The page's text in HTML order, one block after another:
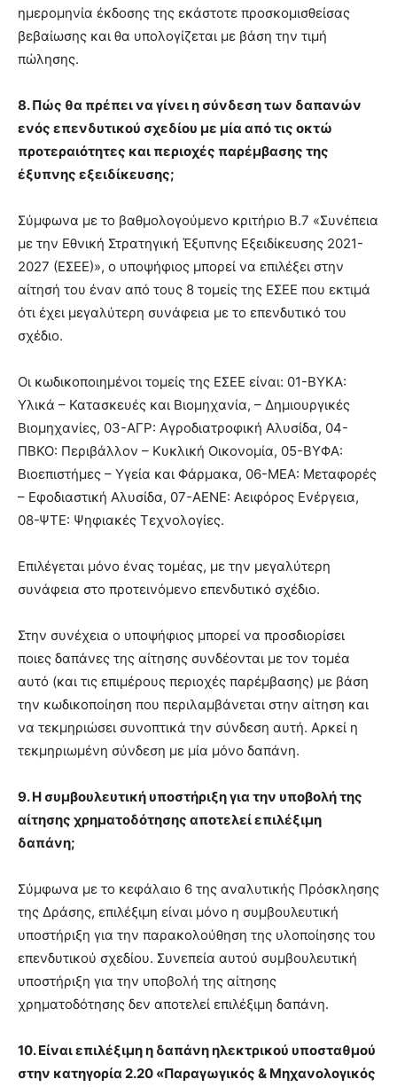
ημερομηνία έκδοσης της εκάστοτε προσκομισθείσας
βεβαίωσης και θα υπολογίζεται με βάση την τιμή
πώλησης.
8. Πώς θα πρέπει να γίνει η σύνδεση των δαπανών
ενός επενδυτικού σχεδίου με μία από τις οκτώ
προτεραιότητες και περιοχές παρέμβασης της
έξυπνης εξειδίκευσης;
Σύμφωνα με το βαθμολογούμενο κριτήριο Β.7 «Συνέπεια
με την Εθνική Στρατηγική Έξυπνης Εξειδίκευσης 2021-
2027 (ΕΣΕΕ)», ο υποψήφιος μπορεί να επιλέξει στην
αίτησή του έναν από τους 8 τομείς της ΕΣΕΕ που εκτιμά
ότι έχει μεγαλύτερη συνάφεια με το επενδυτικό του
σχέδιο.
Οι κωδικοποιημένοι τομείς της ΕΣΕΕ είναι: 01-ΒΥΚΑ:
Υλικά – Κατασκευές και Βιομηχανία, – Δημιουργικές
Βιομηχανίες, 03-ΑΓΡ: Αγροδιατροφική Αλυσίδα, 04-
ΠΒΚΟ: Περιβάλλον – Κυκλική Οικονομία, 05-ΒΥΦΑ:
Βιοεπιστήμες – Υγεία και Φάρμακα, 06-ΜΕΑ: Μεταφορές
– Εφοδιαστική Αλυσίδα, 07-ΑΕΝΕ: Αειφόρος Ενέργεια,
08-ΨΤΕ: Ψηφιακές Τεχνολογίες.
Επιλέγεται μόνο ένας τομέας, με την μεγαλύτερη
συνάφεια στο προτεινόμενο επενδυτικό σχέδιο.
Στην συνέχεια ο υποψήφιος μπορεί να προσδιορίσει
ποιες δαπάνες της αίτησης συνδέονται με τον τομέα
αυτό (και τις επιμέρους περιοχές παρέμβασης) με βάση
την κωδικοποίηση που περιλαμβάνεται στην αίτηση και
να τεκμηριώσει συνοπτικά την σύνδεση αυτή. Αρκεί η
τεκμηριωμένη σύνδεση με μία μόνο δαπάνη.
9. Η συμβουλευτική υποστήριξη για την υποβολή της
αίτησης χρηματοδότησης αποτελεί επιλέξιμη
δαπάνη;
Σύμφωνα με το κεφάλαιο 6 της αναλυτικής Πρόσκλησης
της Δράσης, επιλέξιμη είναι μόνο η συμβουλευτική
υποστήριξη για την παρακολούθηση της υλοποίησης του
επενδυτικού σχεδίου. Συνεπεία αυτού συμβουλευτική
υποστήριξη για την υποβολή της αίτησης
χρηματοδότησης δεν αποτελεί επιλέξιμη δαπάνη.
10. Είναι επιλέξιμη η δαπάνη ηλεκτρικού υποσταθμού
στην κατηγορία 2.20 «Παραγωγικός & Μηχανολογικός